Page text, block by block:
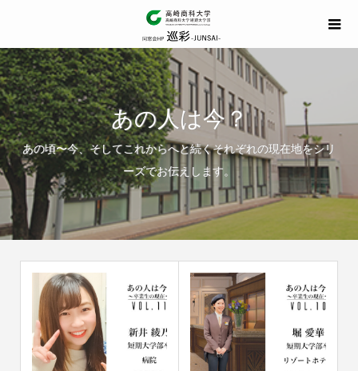
あの人は今？
あの頃〜今、そしてこれからへと続くそれぞれの現在地をシリ
ーズでお伝えします。